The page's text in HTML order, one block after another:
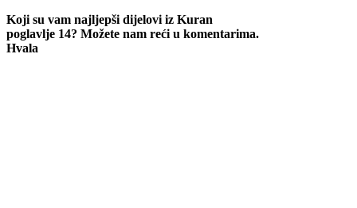
Koji su vam najljepši dijelovi iz Kuran
poglavlje 14? Možete nam reći u komentarima.
Hvala